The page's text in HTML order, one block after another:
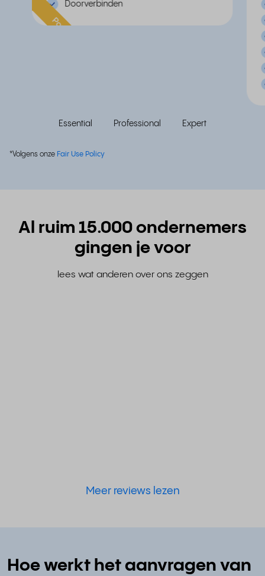
Doorverbinden
Populair
Essential Professional Expert
*Volgens onze Fair Use Policy
Al ruim 15.000 ondernemers
gingen je voor
lees wat anderen over ons zeggen
Meer reviews lezen
Hoe werkt het aanvragen van